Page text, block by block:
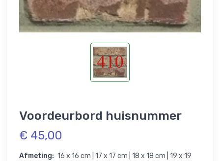
Voordeurbord huisnummer
€ 45,00
Afmeting: 16 x 16 cm | 17 x 17 cm | 18 x 18 cm | 19 x 19